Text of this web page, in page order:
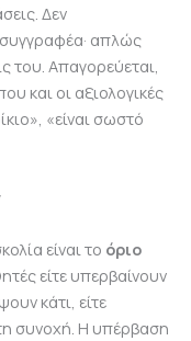
Δεν
απλώς
του. Απαγορεύεται,
και οι αξιολογικές
«είναι σωστό
είναι το όριο
είτε υπερβαίνουν
κάτι, είτε
συνοχή. Η υπέρβαση